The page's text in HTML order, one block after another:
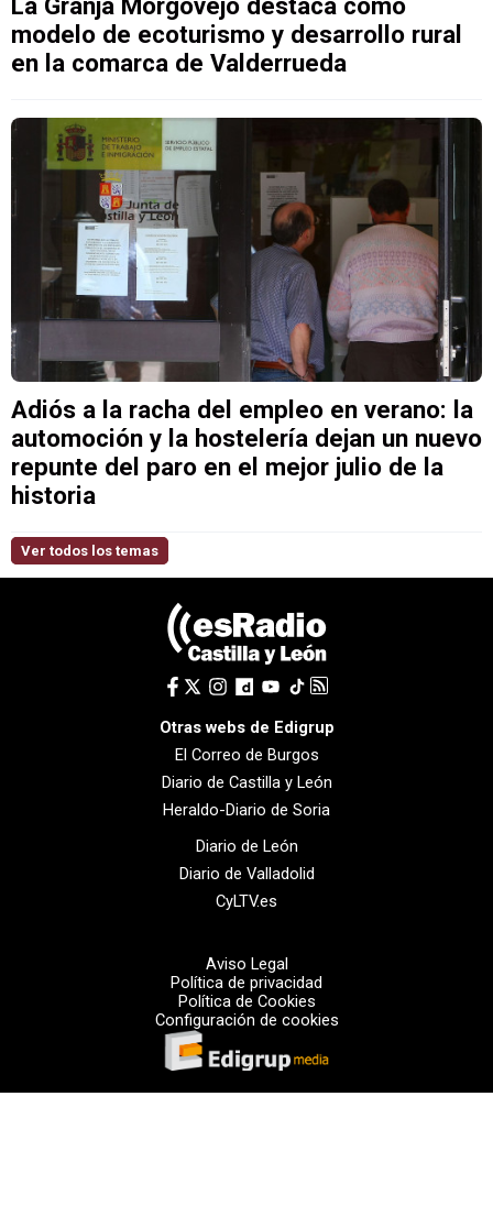
modelo de ecoturismo y desarrollo rural
en la comarca de Valderrueda
Adiós a la racha del empleo en verano: la
automoción y la hostelería dejan un nuevo
repunte del paro en el mejor julio de la
historia
Ver todos los temas
Otras webs de Edigrup
El Correo de Burgos
Diario de Castilla y León
Heraldo-Diario de Soria
Diario de León
Diario de Valladolid
CyLTV.es
Aviso Legal
Política de privacidad
Política de Cookies
Configuración de cookies